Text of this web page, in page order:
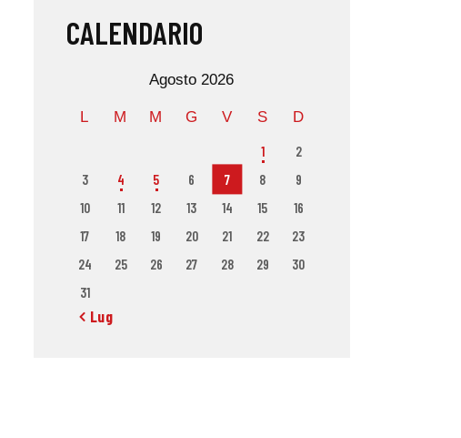
CALENDARIO
Agosto 2026
L M M G V S D
1
2
3
4 5 6 7 8
9
10
11 12 13 14 15
16
17
18 19 20 21 22
23
24
25 26 27 28 29
30
31
« Lug